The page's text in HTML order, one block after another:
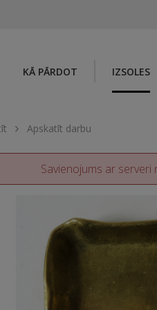
KĀ PĀRDOT IZSOLES
Apskatīt darbu
Savienojums ar